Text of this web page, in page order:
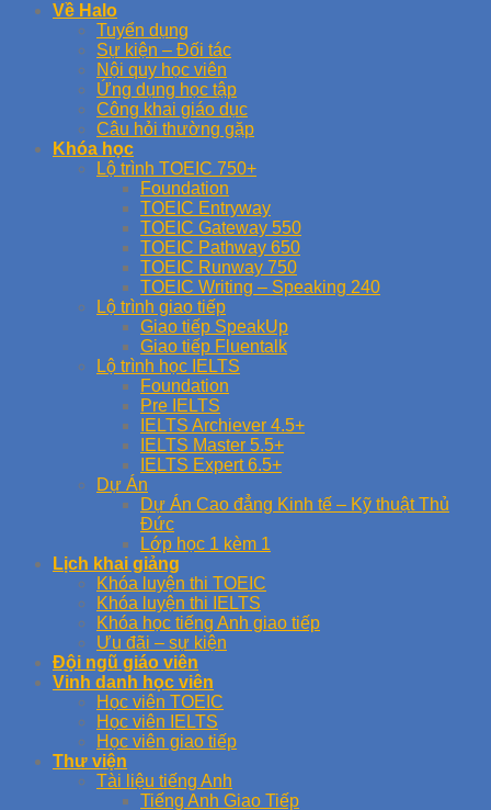
Về Halo
Tuyển dụng
Sự kiện – Đối tác
Nội quy học viên
Ứng dụng học tập
Công khai giáo dục
Câu hỏi thường gặp
Khóa học
Lộ trình TOEIC 750+
Foundation
TOEIC Entryway
TOEIC Gateway 550
TOEIC Pathway 650
TOEIC Runway 750
TOEIC Writing – Speaking 240
Lộ trình giao tiếp
Giao tiếp SpeakUp
Giao tiếp Fluentalk
Lộ trình học IELTS
Foundation
Pre IELTS
IELTS Archiever 4.5+
IELTS Master 5.5+
IELTS Expert 6.5+
Dự Án
Dự Án Cao đẳng Kinh tế – Kỹ thuật Thủ
Đức
Lớp học 1 kèm 1
Lịch khai giảng
Khóa luyện thi TOEIC
Khóa luyện thi IELTS
Khóa học tiếng Anh giao tiếp
Ưu đãi – sự kiện
Đội ngũ giáo viên
Vinh danh học viên
Học viên TOEIC
Học viên IELTS
Học viên giao tiếp
Thư viện
Tài liệu tiếng Anh
Tiếng Anh Giao Tiếp